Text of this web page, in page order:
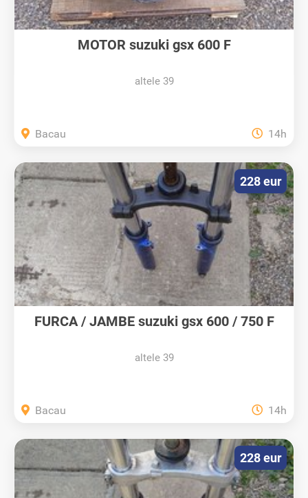
MOTOR suzuki gsx 600 F
altele 39
Bacau 14h
FURCA / JAMBE suzuki gsx 600 / 750 F
altele 39
228 eur
Bacau 14h
228 eur